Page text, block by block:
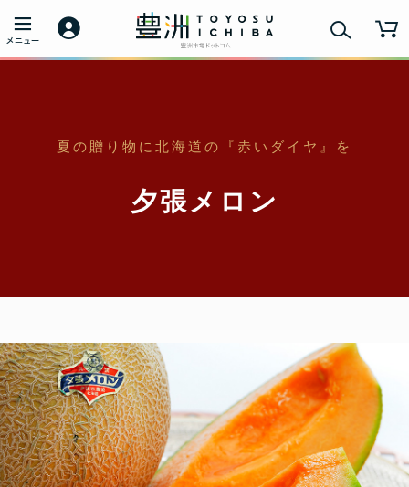
夏の贈り物に北海道の『赤いダイヤ』を
夕張メロン